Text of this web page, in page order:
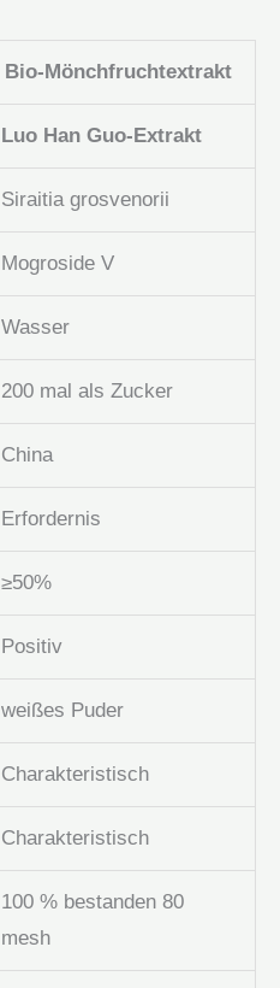
Bio-Mönchfruchtextrakt
Luo Han Guo-Extrakt
Siraitia grosvenorii
Mogroside V
Wasser
200 mal als Zucker
China
Erfordernis
≥50%
Positiv
weißes Puder
Charakteristisch
Charakteristisch
100 % bestanden 80
mesh